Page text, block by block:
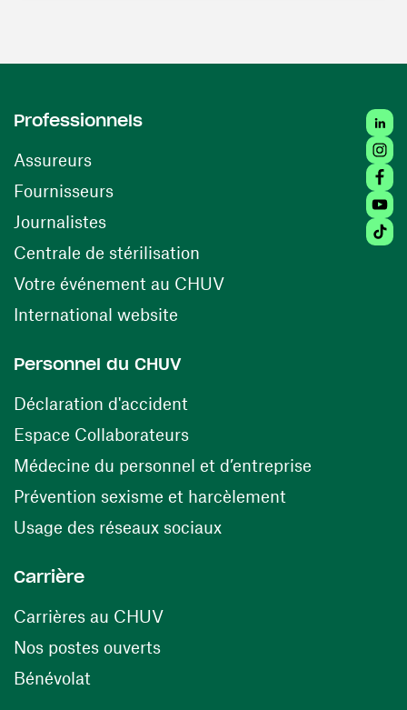
Professionnels
Assureurs
Fournisseurs(ouvre une nouvelle fenêtre)
Journalistes
Centrale de stérilisation (ouvre une nouvelle
Votre événement au CHUV(ouvre une nouvelle
International website
Personnel du CHUV
Déclaration d'accident
Espace Collaborateurs(ouvre une nouvelle fenêtre)
Médecine du personnel et d’entreprise
Prévention sexisme et harcèlement
Usage des réseaux sociaux(ouvre une nouvelle
Carrière
Carrières au CHUV(ouvre une nouvelle fenêtre)
Nos postes ouverts(ouvre une nouvelle fenêtre)
Bénévolat